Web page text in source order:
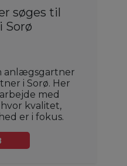
søges til
Sorø
anlægsgartner
i Sorø. Her
med
kvalitet,
er i fokus.